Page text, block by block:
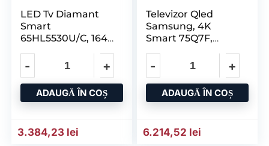
LED Tv Diamant
Smart
65HL5530U/C, 164
ADAUGĂ ÎN COȘ
3.384,23 lei
Televizor Qled
Samsung, 4K
Smart 75Q7F,
ADAUGĂ ÎN COȘ
6.214,52 lei